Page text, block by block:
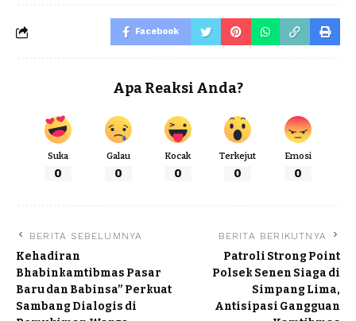
Facebook
Apa Reaksi Anda?
Suka
0
Galau
0
Kocak
0
Terkejut
0
Emosi
0
BERITA SEBELUMNYA
Kehadiran
Bhabinkamtibmas Pasar
Baru dan Babinsa” Perkuat
Sambang Dialogis di
BERITA BERIKUTNYA
Patroli Strong Point
Polsek Senen Siaga di
Simpang Lima,
Antisipasi Gangguan